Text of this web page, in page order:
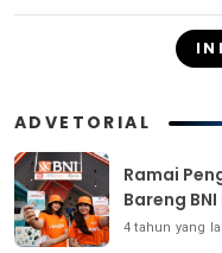
ADVETORIAL
Ramai
Bareng
4 tahun yang